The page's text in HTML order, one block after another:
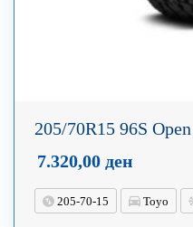
205/70R15 96S
7.320,00 ден
205-70-15 Toyo